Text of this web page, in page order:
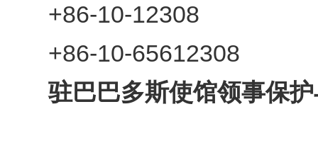
+86-10-12308
+86-10-65612308
驻巴巴多斯使馆领事保